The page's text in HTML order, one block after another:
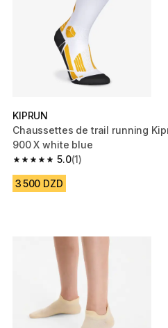
KIPRUN
Chaussettes de trail running Kiprun
900 X white blue
5.0
5.0 out of 5 stars from 1 reviews
(1)
3 500 DZD